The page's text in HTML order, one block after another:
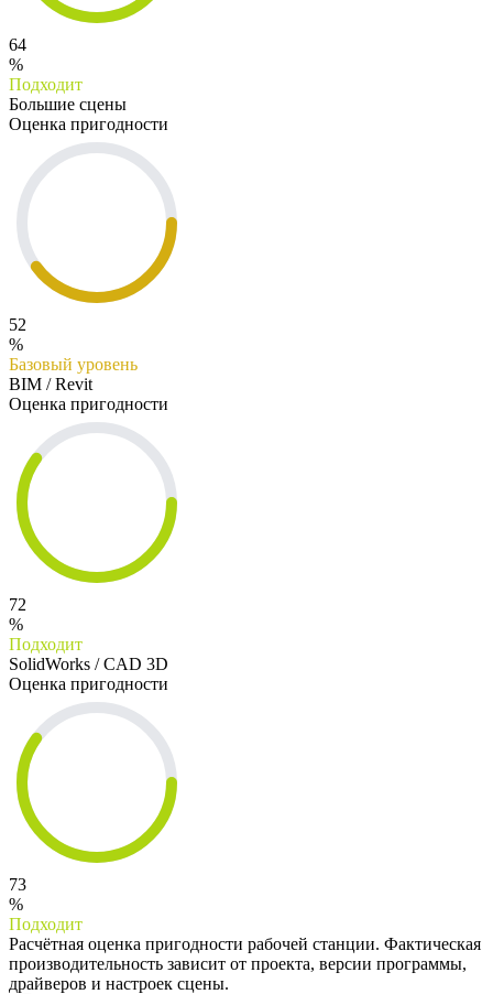
64
%
Подходит
Большие сцены
Оценка пригодности
52
%
Базовый уровень
BIM / Revit
Оценка пригодности
72
%
Подходит
SolidWorks / CAD 3D
Оценка пригодности
73
%
Подходит
Расчётная оценка пригодности рабочей станции. Фактическая
производительность зависит от проекта, версии программы,
драйверов и настроек сцены.